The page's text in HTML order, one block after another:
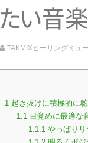
たい音楽
TAKMIXヒーリングミュ
1 起き抜けに積極的に
1.1目覚めに最適な
1.1.1やっぱりリ